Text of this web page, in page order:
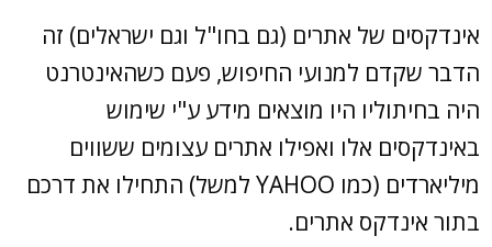
אינדקסים של אתרים (גם בחו"ל וגם ישראלים) זה
הדבר שקדם למנועי החיפוש, פעם כשהאינטרנט
היה בחיתוליו היו מוצאים מידע ע"י שימוש
באינדקסים אלו ואפילו אתרים עצומים ששווים
מיליארדים (כמו YAHOO למשל) התחילו את דרכם
בתור אינדקס אתרים.